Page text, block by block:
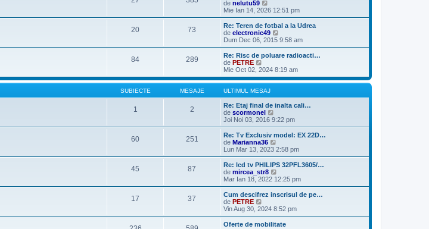
e
a
l
i
m
l
e
a
j
de nelutu59
e
z
i
u
l
i
m
u
l
m
e
s
a
j
Mie Ian 14, 2026 12:51 pm
20 73
Re: Teren de fotbal a la Udrea
de electronic49
e
z
i
l
i
u
l
e
j
Dum Dec 06, 2015 9:58 am
84 289
Re: Risc de poluare radioacti…
de PETRE
e
z
i
u
l
t
i
m
u
l
m
e
a
j
Mie Oct 02, 2024 8:19 am
SUBIECTE MESAJE ULTIMUL MESAJ
1 2
Re: Etaj final de inalta cali…
de scormonel
e
z
i
u
l
i
m
u
l
e
a
j
Joi Noi 03, 2016 9:22 pm
60 251
Re: Tv Exclusiv model: EX 22D…
de Marianna36
e
z
i
l
m
u
l
e
Lun Mar 13, 2023 2:58 pm
45 87
Re: lcd tv PHILIPS 32PFL3605/…
de mircea_str8
e
z
i
l
Mar Ian 18, 2022 12:25 pm
17 37
Cum descifrez inscrisul de pe…
de PETRE
e
z
i
Vin Aug 30, 2024 8:52 pm
Oferte de mobilitate